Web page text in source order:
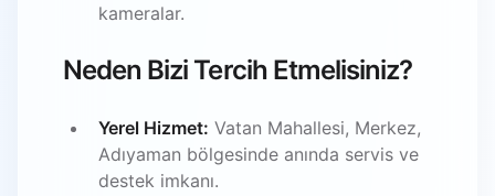
kameralar.
Neden Bizi Tercih Etmelisiniz?
Yerel Hizmet: Vatan Mahallesi, Merkez,
Adıyaman bölgesinde anında servis ve
destek imkanı.